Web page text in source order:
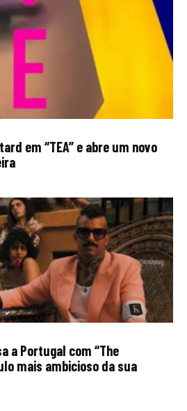
em “TEA” e abre um novo
a Portugal com “The
mais ambicioso da sua